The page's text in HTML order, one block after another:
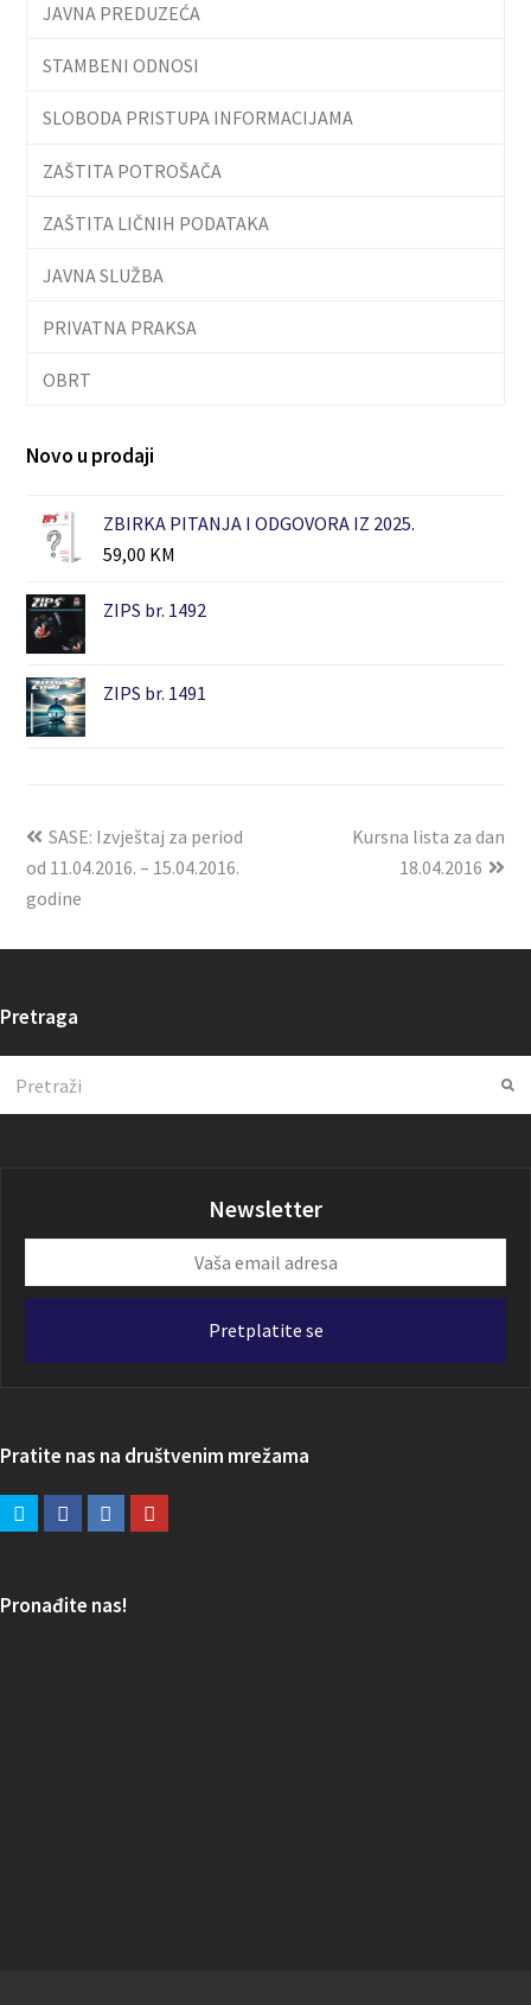
JAVNA PREDUZEĆA
STAMBENI ODNOSI
SLOBODA PRISTUPA INFORMACIJAMA
ZAŠTITA POTROŠAČA
ZAŠTITA LIČNIH PODATAKA
JAVNA SLUŽBA
PRIVATNA PRAKSA
OBRT
Novo u prodaji
ZBIRKA PITANJA I ODGOVORA IZ 2025.
59,00 KM
ZIPS br. 1492
ZIPS br. 1491
SASE: Izvještaj za period
od 11.04.2016. – 15.04.2016.
godine
Kursna lista za dan
18.04.2016
Pretraga
Newsletter
email
Pretplatite se
Pratite nas na društvenim mrežama
Pronađite nas!